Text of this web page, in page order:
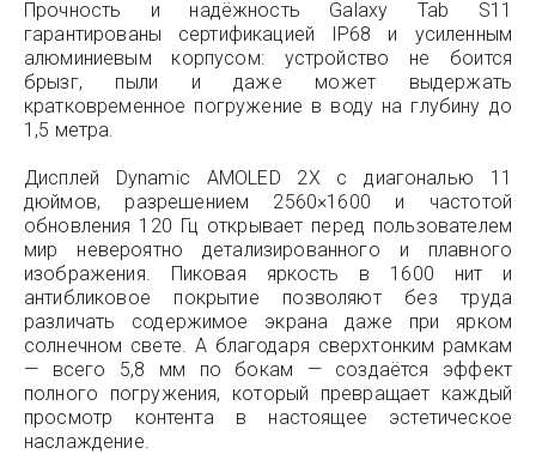
Прочность и надёжность Galaxy Tab S11
гарантированы сертификацией IP68 и усиленным
алюминиевым корпусом: устройство не боится
брызг, пыли и даже может выдержать
кратковременное погружение в воду на глубину до
1,5 метра.
Дисплей Dynamic AMOLED 2X с диагональю 11
дюймов, разрешением 2560×1600 и частотой
обновления 120 Гц открывает перед пользователем
мир невероятно детализированного и плавного
изображения. Пиковая яркость в 1600 нит и
антибликовое покрытие позволяют без труда
различать содержимое экрана даже при ярком
солнечном свете. А благодаря сверхтонким рамкам
— всего 5,8 мм по бокам — создаётся эффект
полного погружения, который превращает каждый
просмотр контента в настоящее эстетическое
наслаждение.